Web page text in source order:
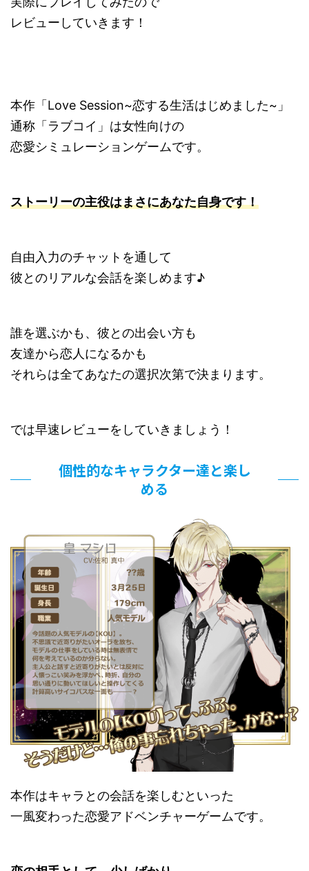
レビューしていきます！
本作「Love Session~恋する生活はじめました~」
通称「ラブコイ」は女性向けの
恋愛シミュレーションゲームです。
ストーリーの主役はまさにあなた自身です！
自由入力のチャットを通して
彼とのリアルな会話を楽しめます♪
誰を選ぶかも、彼との出会い方も
友達から恋人になるかも
それらは全てあなたの選択次第で決まります。
では早速レビューをしていきましょう！
個性的なキャラクター達と楽し
める
本作はキャラとの会話を楽しむといった
一風変わった恋愛アドベンチャーゲームです。